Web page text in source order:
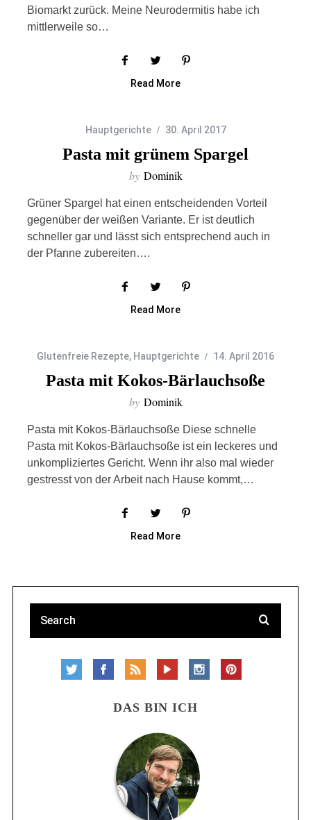
Biomarkt zurück. Meine Neurodermitis habe ich
mittlerweile so…
Read More
Hauptgerichte 30. April 2017
Pasta mit grünem Spargel
by Dominik
Grüner Spargel hat einen entscheidenden Vorteil
gegenüber der weißen Variante. Er ist deutlich
schneller gar und lässt sich entsprechend auch in
der Pfanne zubereiten….
Read More
Glutenfreie Rezepte, Hauptgerichte 14. April 2016
Pasta mit Kokos-Bärlauchsoße
by Dominik
Pasta mit Kokos-Bärlauchsoße Diese schnelle
Pasta mit Kokos-Bärlauchsoße ist ein leckeres und
unkompliziertes Gericht. Wenn ihr also mal wieder
gestresst von der Arbeit nach Hause kommt,…
Read More
DAS BIN ICH